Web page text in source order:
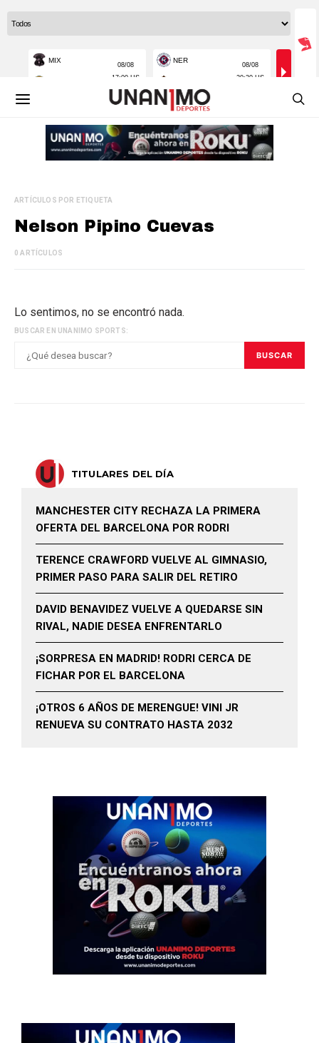
ARTÍCULOS POR ETIQUETA
Nelson Pipino Cuevas
0 ARTÍCULOS
Lo sentimos, no se encontró nada.
BUSCAR EN UNANIMO SPORTS:
BUSCAR
TITULARES DEL DÍA
MANCHESTER CITY RECHAZA LA PRIMERA
OFERTA DEL BARCELONA POR RODRI
TERENCE CRAWFORD VUELVE AL GIMNASIO,
PRIMER PASO PARA SALIR DEL RETIRO
DAVID BENAVIDEZ VUELVE A QUEDARSE SIN
RIVAL, NADIE DESEA ENFRENTARLO
¡SORPRESA EN MADRID! RODRI CERCA DE
FICHAR POR EL BARCELONA
¡OTROS 6 AÑOS DE MERENGUE! VINI JR
RENUEVA SU CONTRATO HASTA 2032